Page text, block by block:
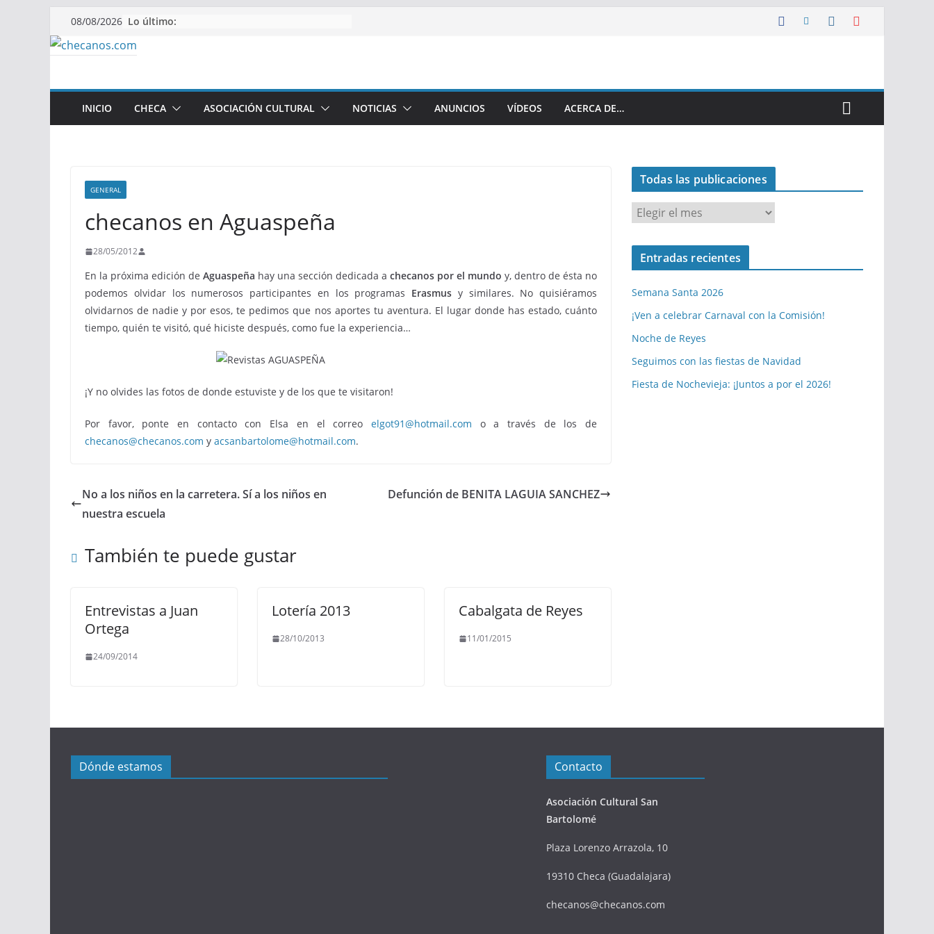
Saltar
al
contenido
08/08/2026 Lo último:
INICIO CHECA ASOCIACIÓN CULTURAL NOTICIAS ANUNCIOS VÍDEOS ACERCA DE…
GENERAL
checanos en Aguaspeña
28/05/2012
En la próxima edición de Aguaspeña hay una sección dedicada a checanos por el mundo y, dentro de ésta no
podemos olvidar los numerosos participantes en los programas Erasmus y similares. No quisiéramos
olvidarnos de nadie y por esos, te pedimos que nos aportes tu aventura. El lugar donde has estado, cuánto
tiempo, quién te visitó, qué hiciste después, como fue la experiencia…
¡Y no olvides las fotos de donde estuviste y de los que te visitaron!
Por favor, ponte en contacto con Elsa en el correo elgot91@hotmail.com o a través de los de
checanos@checanos.com y acsanbartolome@hotmail.com.
No a los niños en la carretera. Sí a los niños en
nuestra escuela
Defunción de BENITA LAGUIA SANCHEZ
También te puede gustar
Entrevistas a Juan
Ortega
24/09/2014
Lotería 2013
28/10/2013
Cabalgata de Reyes
11/01/2015
Todas las publicaciones
o
d
l
a
s
u
b
Entradas recientes
Semana Santa 2026
¡Ven a celebrar Carnaval con la Comisión!
Noche de Reyes
Seguimos con las fiestas de Navidad
Fiesta de Nochevieja: ¡Juntos a por el 2026!
Dónde estamos Contacto
Asociación Cultural San
Bartolomé
Plaza Lorenzo Arrazola, 10
19310 Checa (Guadalajara)
checanos@checanos.com